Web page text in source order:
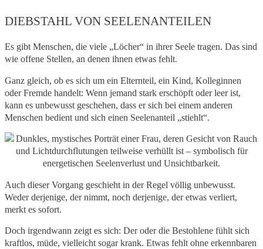
DIEBSTAHL VON SEELENANTEILEN
Es gibt Menschen, die viele „Löcher“ in ihrer Seele tragen. Das sind
wie offene Stellen, an denen ihnen etwas fehlt.
Ganz gleich, ob es sich um ein Elternteil, ein Kind, Kolleginnen
oder Fremde handelt: Wenn jemand stark erschöpft oder leer ist,
kann es unbewusst geschehen, dass er sich bei einem anderen
Menschen bedient und sich einen Seelenanteil „stiehlt“.
Auch dieser Vorgang geschieht in der Regel völlig unbewusst.
Weder derjenige, der nimmt, noch derjenige, der etwas verliert,
merkt es sofort.
Doch irgendwann zeigt es sich: Der oder die Bestohlene fühlt sich
kraftlos, müde, vielleicht sogar krank. Etwas fehlt ohne erkennbaren